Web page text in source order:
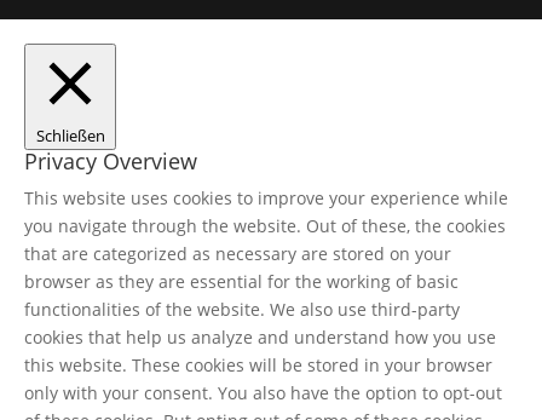
Schließen
Privacy Overview
This website uses cookies to improve your experience while
you navigate through the website. Out of these, the cookies
that are categorized as necessary are stored on your
browser as they are essential for the working of basic
functionalities of the website. We also use third-party
cookies that help us analyze and understand how you use
this website. These cookies will be stored in your browser
only with your consent. You also have the option to opt-out